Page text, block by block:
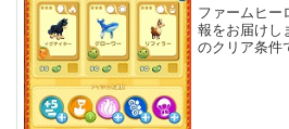
ファームヒー
報をお届けし
のクリア条件